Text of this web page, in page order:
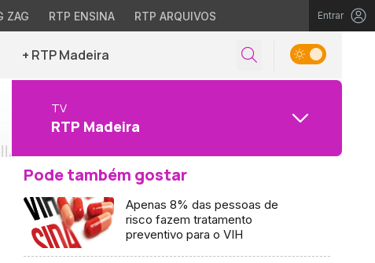
ZAG RTP ENSINA RTP ARQUIVOS Entrar
+ RTP Madeira
TV
RTP Madeira
Pode também gostar
Apenas 8% das pessoas de
risco fazem tratamento
preventivo para o VIH